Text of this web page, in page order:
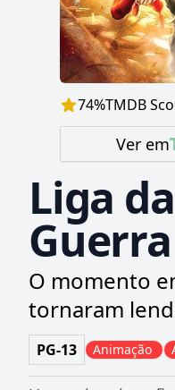
74%TMDB
Ver em
Liga
Guerra
O momento
tornaram
PG-13 Animação